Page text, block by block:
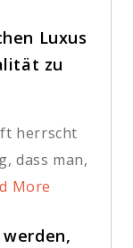
Luxus
zu
herrscht
dass man,
More